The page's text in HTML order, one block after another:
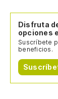
Disfruta
opciones
Suscríbete
beneficios.